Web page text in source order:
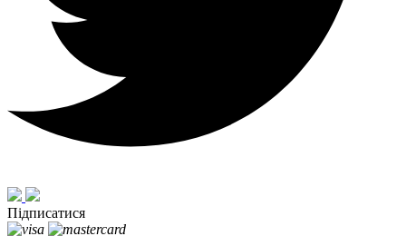
Підписатися